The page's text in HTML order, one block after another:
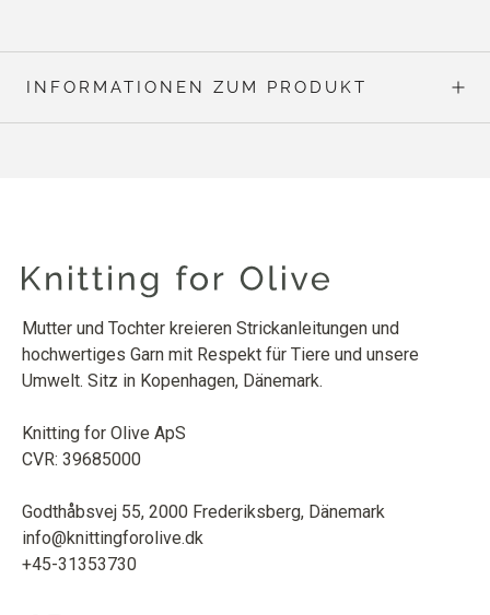
INFORMATIONEN ZUM PRODUKT
Mutter und Tochter kreieren Strickanleitungen und
hochwertiges Garn mit Respekt für Tiere und unsere
Umwelt. Sitz in Kopenhagen, Dänemark.
Knitting for Olive ApS
CVR: 39685000
Godthåbsvej 55, 2000 Frederiksberg, Dänemark
info@knittingforolive.dk
+45-31353730